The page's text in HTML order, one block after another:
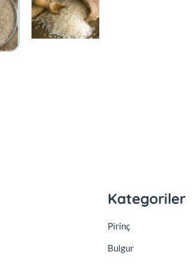
Kategoriler
Pirinç
Bulgur